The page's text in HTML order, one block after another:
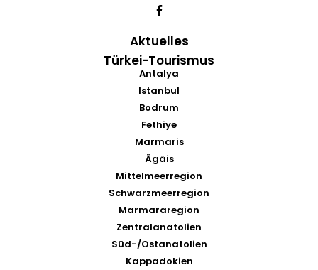
Aktuelles
Türkei-Tourismus
Antalya
Istanbul
Bodrum
Fethiye
Marmaris
Ägäis
Mittelmeerregion
Schwarzmeerregion
Marmararegion
Zentralanatolien
Süd-/Ostanatolien
Kappadokien